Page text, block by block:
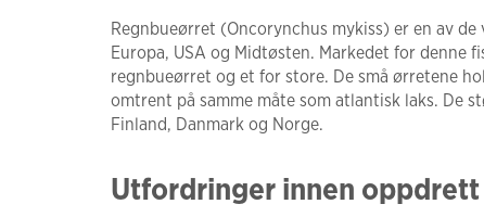
Regnbueørret (Oncorynchus mykiss) er en av
Europa, USA og Midtøsten. Markedet for denne
regnbueørret og et for store. De små ørretene
omtrent på samme måte som atlantisk laks. De
Finland, Danmark og Norge.
Utfordringer innen